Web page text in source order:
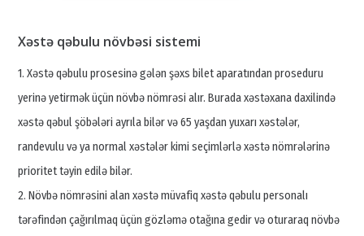
Xəstə qəbulu növbəsi sistemi
1. Xəstə qəbulu prosesinə gələn şəxs bilet aparatından proseduru
yerinə yetirmək üçün növbə nömrəsi alır. Burada xəstəxana daxilində
xəstə qəbul şöbələri ayrıla bilər və 65 yaşdan yuxarı xəstələr,
randevulu və ya normal xəstələr kimi seçimlərlə xəstə nömrələrinə
prioritet təyin edilə bilər.
2. Növbə nömrəsini alan xəstə müvafiq xəstə qəbulu personalı
tərəfindən çağırılmaq üçün gözləmə otağına gedir və oturaraq növbə